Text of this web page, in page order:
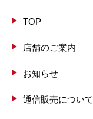
TOP
店舗のご案内
お知らせ
通信販売について